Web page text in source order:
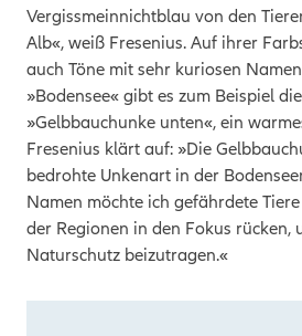
Vergissmeinnichtblau von den
Alb«, weiß Fresenius. Auf ihrer
auch Töne mit sehr kuriosen
»Bodensee« gibt es zum Beispiel
»Gelbbauchunke unten«, ein
Fresenius klärt auf: »Die
bedrohte Unkenart in der
Namen möchte ich gefährdete
der Regionen in den Fokus rücken,
Naturschutz beizutragen.«